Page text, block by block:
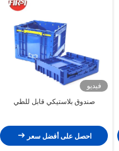
فيديو
صندوق بلاستيكي قابل للطي
احصل على أفضل سعر